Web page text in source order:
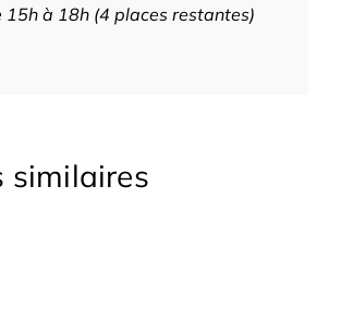
15h à 18h (4 places restantes)
similaires